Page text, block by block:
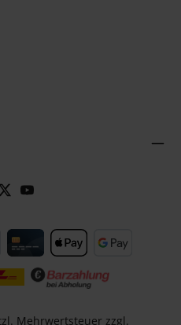
Mehrwertsteuer zzgl.